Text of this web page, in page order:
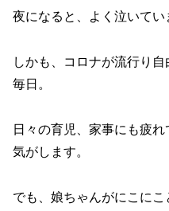
夜になると、よく泣いてい
しかも、コロナが流行り
毎日。
日々の育児、家事にも疲
気がします。
でも、娘ちゃんがにこに